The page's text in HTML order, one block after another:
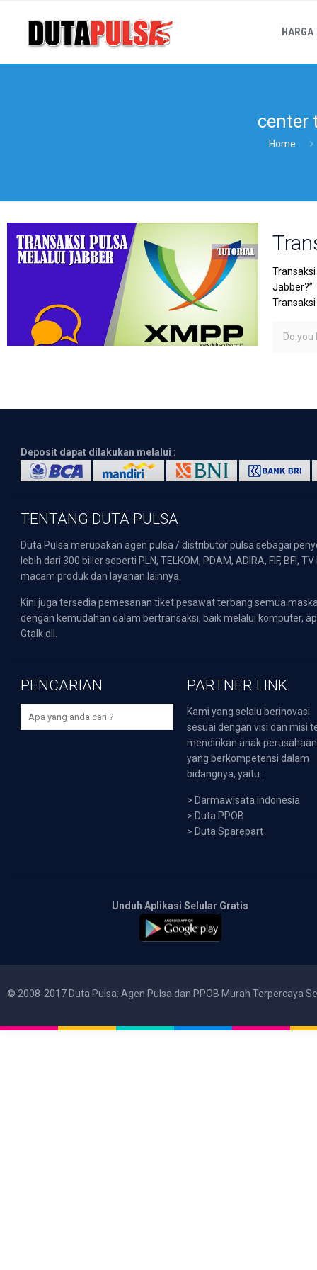
HARGA
center
Home
Jabber?”
Do you
Deposit dapat dilakukan melalui :
TENTANG DUTA PULSA
Duta Pulsa merupakan agen pulsa / distributor pulsa sebagai
lebih dari 300 biller seperti PLN, TELKOM, PDAM, ADIRA, FIF,
macam produk dan layanan lainnya.
Kini juga tersedia pemesanan tiket pesawat terbang semua
dengan kemudahan dalam bertransaksi, baik melalui komputer,
Gtalk dll.
PENCARIAN PARTNER LINK
Kami yang selalu berinovasi
sesuai dengan visi dan misi
mendirikan anak perusahaan
yang berkompetensi dalam
bidangnya, yaitu :
> Darmawisata Indonesia
> Duta PPOB
> Duta Sparepart
Unduh Aplikasi Selular Gratis
© 2008-2017 Duta Pulsa: Agen Pulsa dan PPOB Murah Terpercaya